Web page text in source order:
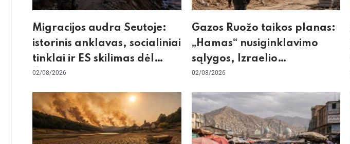
Migracijos audra Seutoje:
istorinis anklavas, socialiniai
tinklai ir ES skilimas dėl
Šengeno zonos
02/08/2026
Gazos Ruožo taikos planas:
„Hamas“ nusiginklavimo
sąlygos, Izraelio
skepticizmas ir ES nerimas
02/08/2026